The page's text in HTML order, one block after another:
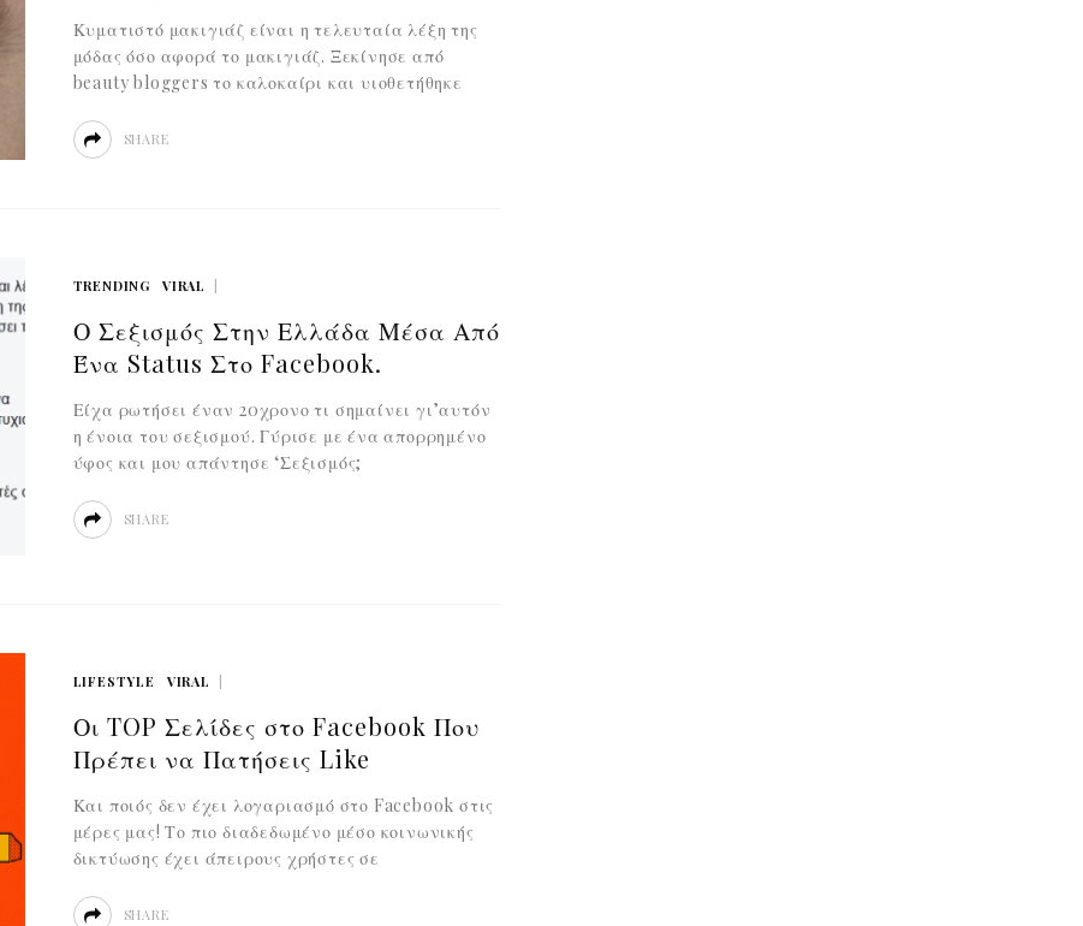
Κυματιστό μακιγιάζ είναι η τελευταία λέξη της
μόδας όσο αφορά το μακιγιάζ. Ξεκίνησε από
beauty bloggers το καλοκαίρι και υιοθετήθηκε
SHARE
TRENDING VIRAL
Ο Σεξισμός Στην Ελλάδα Μέσα Από
Ένα Status Στο Facebook.
Είχα ρωτήσει έναν 20χρονο τι σημαίνει γι’αυτόν
η ένοια του σεξισμού. Γύρισε με ένα απορρημένο
ύφος και μου απάντησε ‘Σεξισμός;
SHARE
LIFESTYLE VIRAL
Οι TOP Σελίδες στο Facebook Που
Πρέπει να Πατήσεις Like
Και ποιός δεν έχει λογαριασμό στο Facebook στις
μέρες μας! Το πιο διαδεδωμένο μέσο κοινωνικής
δικτύωσης έχει άπειρους χρήστες σε
SHARE